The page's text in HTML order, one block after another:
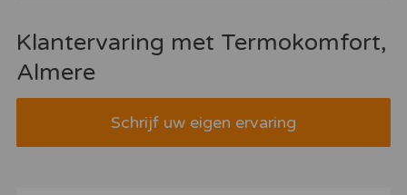
Klantervaring met Termokomfort,
Almere
Schrijf uw eigen ervaring